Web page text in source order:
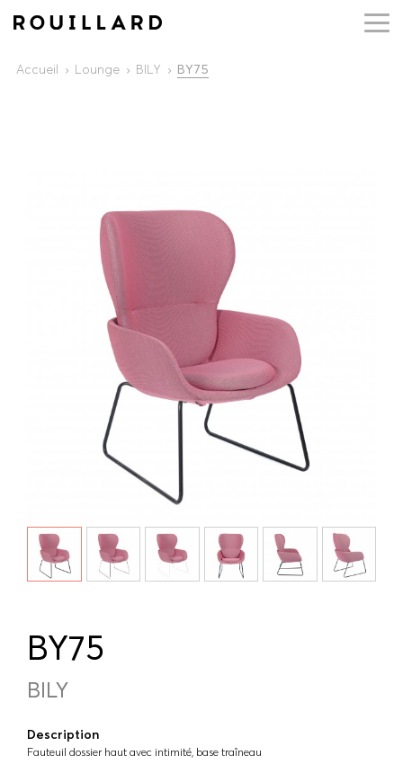
Accueil Lounge BILY BY75
BY75
BILY
Description
Fauteuil dossier haut avec intimité, base traîneau